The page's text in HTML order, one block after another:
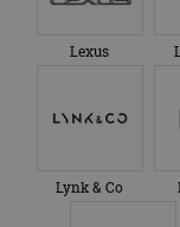
Lexus
Lynk & Co